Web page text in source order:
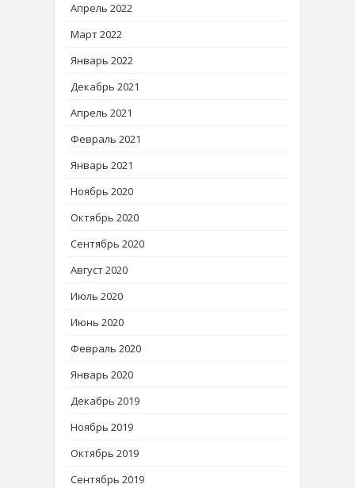
Апрель 2022
Март 2022
Январь 2022
Декабрь 2021
Апрель 2021
Февраль 2021
Январь 2021
Ноябрь 2020
Октябрь 2020
Сентябрь 2020
Август 2020
Июль 2020
Июнь 2020
Февраль 2020
Январь 2020
Декабрь 2019
Ноябрь 2019
Октябрь 2019
Сентябрь 2019